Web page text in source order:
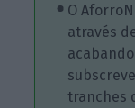
O
através
tranches